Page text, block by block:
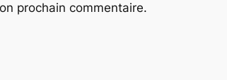
prochain commentaire.